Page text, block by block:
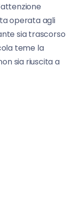
operata agli
sia trascorso
teme la
sia riuscita a